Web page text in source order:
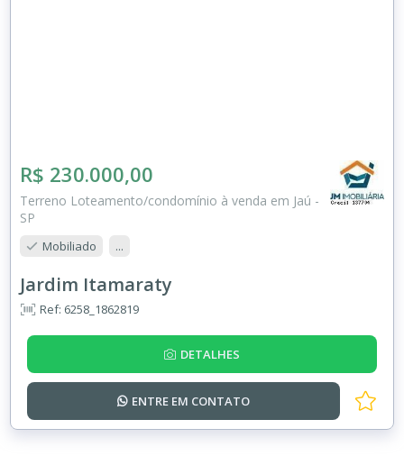
R$ 230.000,00
Terreno Loteamento/condomínio à venda em Jaú -
SP
Mobiliado ...
Jardim Itamaraty
Ref: 6258_1862819
DETALHES
ENTRE EM CONTATO